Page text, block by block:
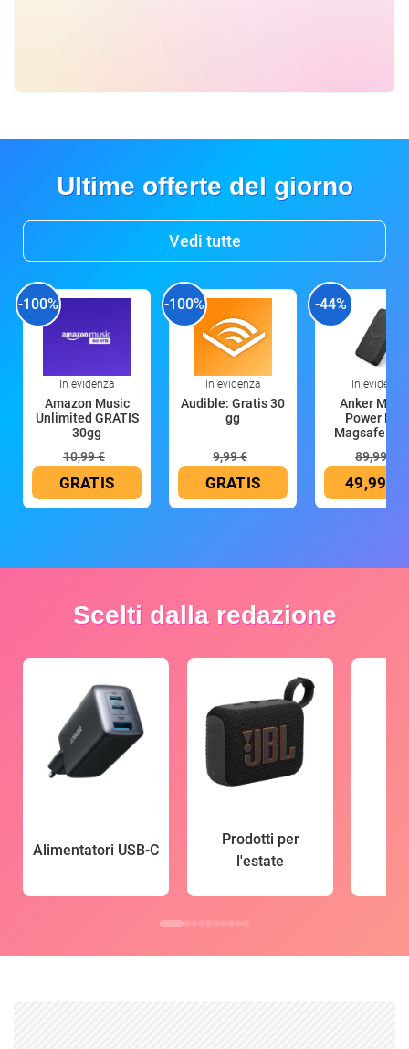
Ultime offerte del giorno
Vedi tutte
-100%
In evidenza
Amazon Music
Unlimited GRATIS
30gg
10,99 €
GRATIS
-100%
In evidenza
Audible: Gratis 30
gg
9,99 €
GRATIS
-44%
In evidenza
Anker
Power
Magsafe
89,99 €
49,99 €
Scelti dalla redazione
Alimentatori USB-C
Prodotti per
l'estate